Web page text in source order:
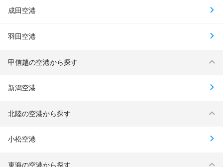
成田空港
羽田空港
甲信越の空港から探す
新潟空港
北陸の空港から探す
小松空港
東海の空港から探す